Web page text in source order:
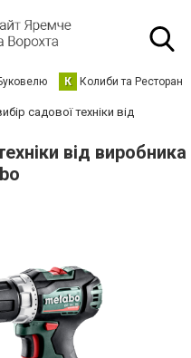
К Колиби та Ресторани
садової техніки від
від виробника